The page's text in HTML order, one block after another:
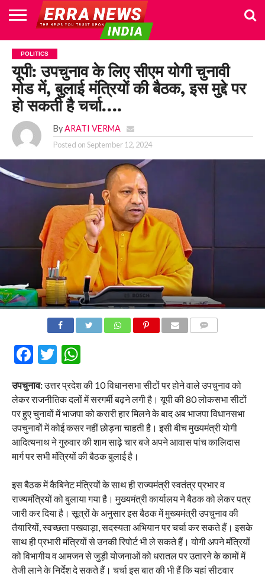
HOME
POLITICS
NEWS
BUSINESS
CULTURE
NATIONAL
SPORTS
LIFESTYLE
TRAVEL
OPINION
BREAKING
NEWS
ENTERTAINMENT
WORLD
CRIME
JOIN
US
POLITICS
यूपी: उपचुनाव के लिए सीएम योगी चुनावी
मोड में, बुलाई मंत्रियों की बैठक, इस मुद्दे पर
हो सकती है चर्चा….
By ARATI VERMA
Posted onSeptember 12, 2024
Facebook
Twitter
WhatsApp
उपचुनाव:उत्तर प्रदेश की 10 विधानसभा सीटों पर होने वाले उपचुनाव को
लेकर राजनीतिक दलों में सरगर्मी बढ़ने लगी है। यूपी की 80 लोकसभा सीटों
पर हुए चुनावों में भाजपा को करारी हार मिलने के बाद अब भाजपा विधानसभा
उपचुनावों में कोई कसर नहीं छोड़ना चाहती है। इसी बीच मुख्यमंत्री योगी
आदित्यनाथ ने गुरुवार की शाम साढ़े चार बजे अपने आवास पांच कालिदास
मार्ग पर सभी मंत्रियों की बैठक बुलाई है।
इस बैठक में कैबिनेट मंत्रियों के साथ ही राज्यमंत्री स्वतंत्र प्रभार व
राज्यमंत्रियों को बुलाया गया है। मुख्यमंत्री कार्यालय ने बैठक को लेकर पत्र
जारी कर दिया है। सूत्रों के अनुसार इस बैठक में मुख्यमंत्री उपचुनाव की
तैयारियों, स्वच्छता पखवाड़ा, सदस्यता अभियान पर चर्चा कर सकते हैं। इसके
साथ ही प्रभारी मंत्रियों से उनकी रिपोर्ट भी ले सकते हैं। योगी अपने मंत्रियों
को विभागीय व आमजन से जुड़ी योजनाओं को धरातल पर उतारने के कामों में
तेजी लाने के निर्देश दे सकते हैं। चर्चा इस बात की भी हैं कि यहां सीटवार